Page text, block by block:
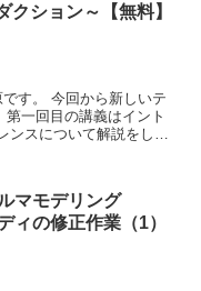
クション～【無料】
新しいテ
一回目の講義はイント
ンスについて解説をして
マモデリング
ィの修正作業（1）